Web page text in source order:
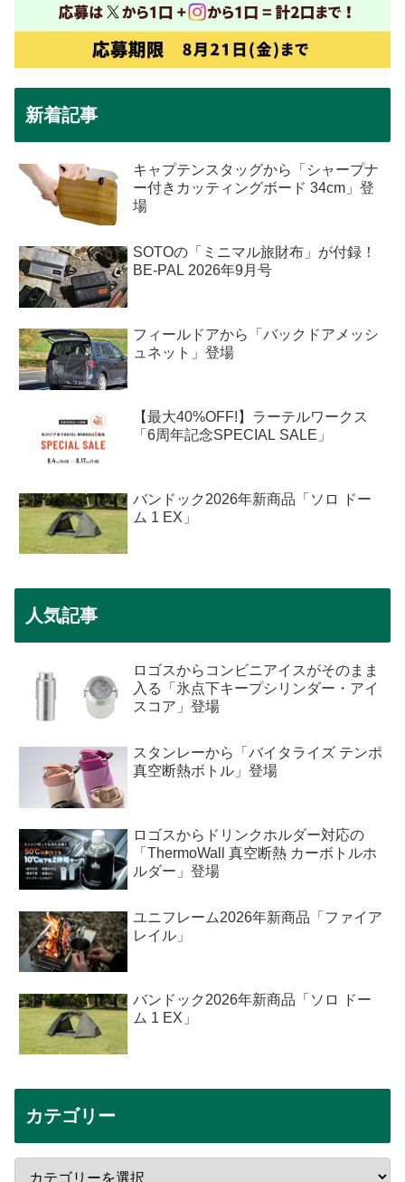
新着記事
キャプテンスタッグから「シャープナ
ー付きカッティングボード 34cm」登
場
SOTOの「ミニマル旅財布」が付録！
BE-PAL 2026年9月号
フィールドアから「バックドアメッシ
ュネット」登場
【最大40%OFF!】ラーテルワークス
「6周年記念SPECIAL SALE」
バンドック2026年新商品「ソロ ドー
ム 1 EX」
人気記事
ロゴスからコンビニアイスがそのまま
入る「氷点下キープシリンダー・アイ
スコア」登場
スタンレーから「バイタライズ テンポ
真空断熱ボトル」登場
ロゴスからドリンクホルダー対応の
「ThermoWall 真空断熱 カーボトルホ
ルダー」登場
ユニフレーム2026年新商品「ファイア
レイル」
バンドック2026年新商品「ソロ ドー
ム 1 EX」
カテゴリー